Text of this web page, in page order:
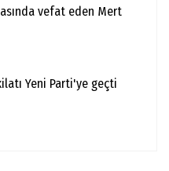
vefat eden Mert
Yeni Parti'ye geçti